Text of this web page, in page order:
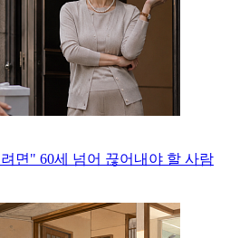
면" 60세 넘어 끊어내야 할 사람